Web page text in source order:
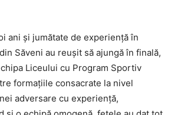
ani și jumătate de experiență în
Săveni au reușit să ajungă în finală,
Liceului cu Program Sportiv
formațiile consacrate la nivel
adversare cu experiență,